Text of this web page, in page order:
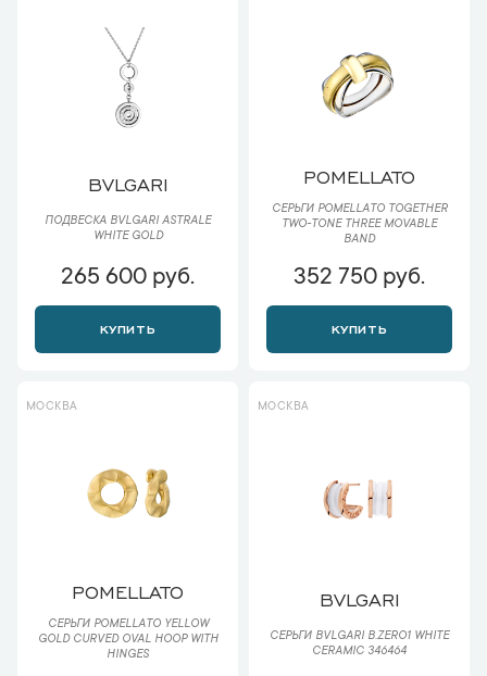
BVLGARI
ПОДВЕСКА BVLGARI ASTRALE
WHITE GOLD
265 600 руб.
КУПИТЬ
POMELLATO
СЕРЬГИ POMELLATO TOGETHER
TWO-TONE THREE MOVABLE
BAND
352 750 руб.
КУПИТЬ
МОСКВА
POMELLATO
СЕРЬГИ POMELLATO YELLOW
GOLD CURVED OVAL HOOP WITH
HINGES
МОСКВА
BVLGARI
СЕРЬГИ BVLGARI B.ZERO1 WHITE
CERAMIC 346464